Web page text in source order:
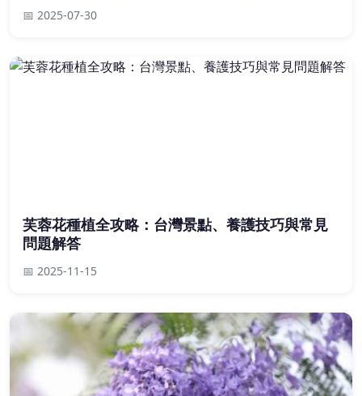
📅 2025-07-30
芙蓉花種植全攻略：台灣景點、養護技巧與常見
問題解答
📅 2025-11-15